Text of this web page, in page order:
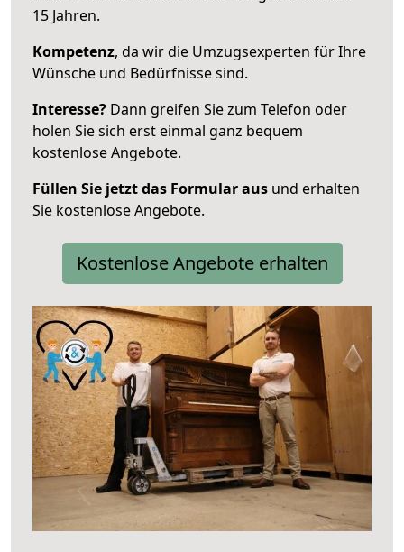
15 Jahren.
Kompetenz, da wir die Umzugsexperten für Ihre
Wünsche und Bedürfnisse sind.
Interesse? Dann greifen Sie zum Telefon oder
holen Sie sich erst einmal ganz bequem
kostenlose Angebote.
Füllen Sie jetzt das Formular aus und erhalten
Sie kostenlose Angebote.
Kostenlose Angebote erhalten